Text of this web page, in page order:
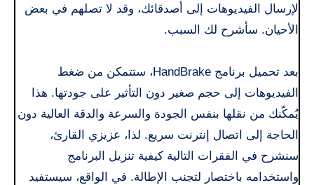
لإرسال الفيديوهات إلى أصدقائك، وقد لا تصلهم في بعض
الأحيان. سأشرح لك السبب.
بعد تحميل برنامج HandBrake، ستتمكن من ضغط
الفيديوهات إلى حجم صغير دون التأثير على جودتها. هذا
يُمكّنك من نقلها بنفس الجودة والسرعة والدقة العالية دون
الحاجة إلى اتصال إنترنت سريع. لذا، عزيزي القارئ،
سنشرح في الفقرات التالية كيفية تنزيل البرنامج
واستخدامه باختصار لتجنب الإطالة. في الواقع، سيستفيد